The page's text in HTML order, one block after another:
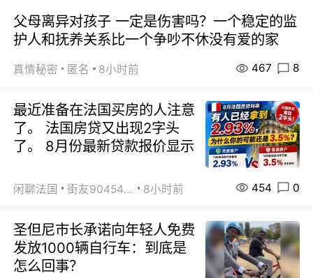
父母离异对孩子 一定是伤害吗？一个稳定的监
护人和抚养关系比一个争吵不休没有爱的家
真情秘密 匿名 8小时前 467 8
最近准备在法国买房的人注意
了。 法国房贷又出现2字头
了。 8月份最新贷款报价显示
闲聊法国 街友90454511 8小时前 454 0
圣但尼市长承诺向年轻人免费
发放1000辆自行车：到底是
怎么回事？